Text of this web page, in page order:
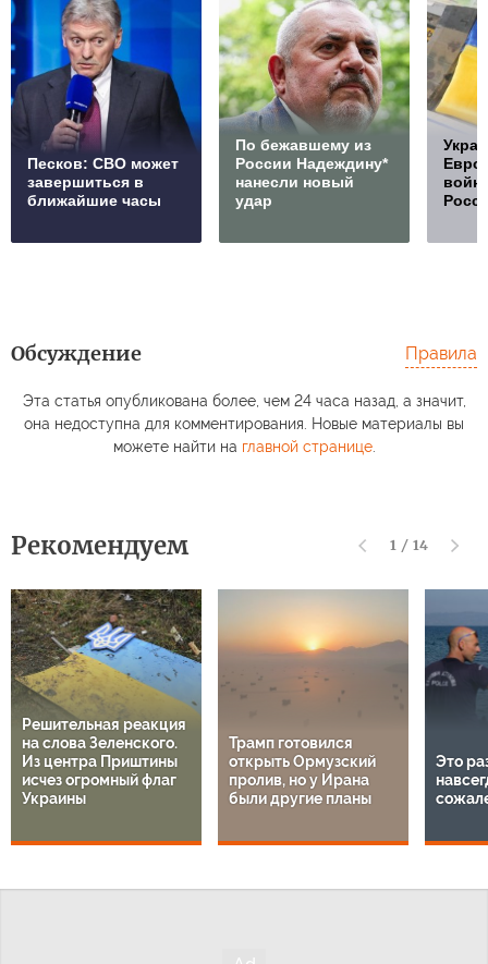
Песков: СВО может
завершиться в
ближайшие часы
По бежавшему из
России Надеждину*
нанесли новый
удар
Обсуждение Правила
Эта статья опубликована более, чем 24 часа назад, а значит,
она недоступна для комментирования. Новые материалы вы
можете найти на главной странице.
Рекомендуем 1 / 14
Решительная реакция
на слова Зеленского.
Из центра Приштины
исчез огромный флаг
Украины
Трамп готовился
открыть Ормузский
пролив, но у Ирана
были другие планы
Это